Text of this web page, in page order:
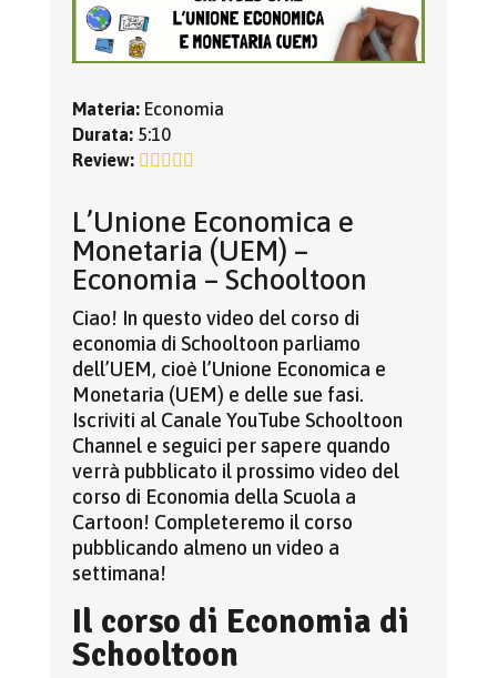
Materia:Economia
Durata:5:10
Review:
L’Unione Economica e
Monetaria (UEM) –
Economia – Schooltoon
Ciao! In questo video del corso di
economia di Schooltoon parliamo
dell’UEM, cioè l’Unione Economica e
Monetaria (UEM) e delle sue fasi.
Iscriviti al Canale YouTube Schooltoon
Channel e seguici per sapere quando
verrà pubblicato il prossimo video del
corso di Economia della Scuola a
Cartoon! Completeremo il corso
pubblicando almeno un video a
settimana!
Il corso di Economia di
Schooltoon